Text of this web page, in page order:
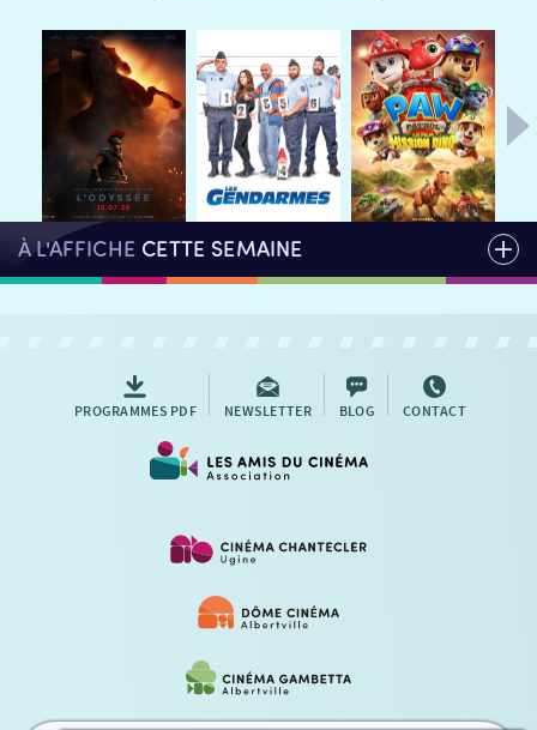
AUTRES RENDEZ-VOUS
NOUS CONTACTER
À L'AFFICHE CETTE SEMAINE
PROGRAMMES PDF NEWSLETTER BLOG CONTACT